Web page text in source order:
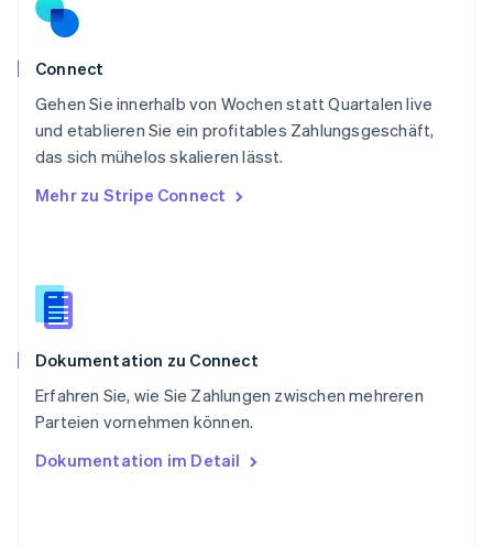
Connect
Gehen Sie innerhalb von Wochen statt Quartalen live
und etablieren Sie ein profitables Zahlungsgeschäft,
das sich mühelos skalieren lässt.
Mehr zu Stripe Connect
Dokumentation zu Connect
Erfahren Sie, wie Sie Zahlungen zwischen mehreren
Parteien vornehmen können.
Dokumentation im Detail
Schweden
Svenska
Schweiz
Singapur
English简体中文
Slowakei
Slowenien
English
Spanien
Thailand
Tschechische Republik
English
English